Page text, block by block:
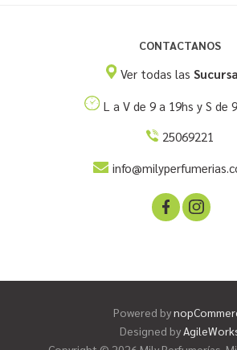
CONTACTANOS
Ver todas las
L a V de 9 a 19hs y S de
25069221
Powered by
Designed by